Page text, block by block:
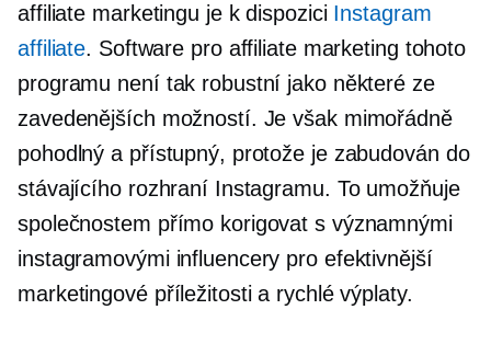
affiliate marketingu je k dispozici Instagram
affiliate. Software pro affiliate marketing tohoto
programu není tak robustní jako některé ze
zavedenějších možností. Je však mimořádně
pohodlný a přístupný, protože je zabudován do
stávajícího rozhraní Instagramu. To umožňuje
společnostem přímo korigovat s významnými
instagramovými influencery pro efektivnější
marketingové příležitosti a rychlé výplaty.